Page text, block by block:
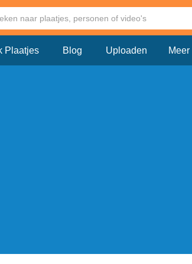
Plaatjes Blog Uploaden Meer